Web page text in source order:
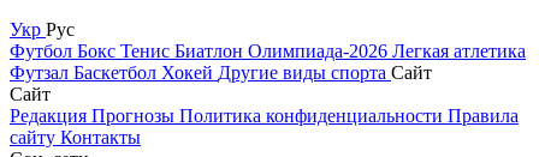
Укр Рус
Футбол Бокс Тенис Биатлон Олимпиада-2026 Легкая атлетика
Футзал Баскетбол Хокей Другие виды спорта Сайт
Сайт
Редакция Прогнозы Политика конфиденциальности Правила
сайту Контакты